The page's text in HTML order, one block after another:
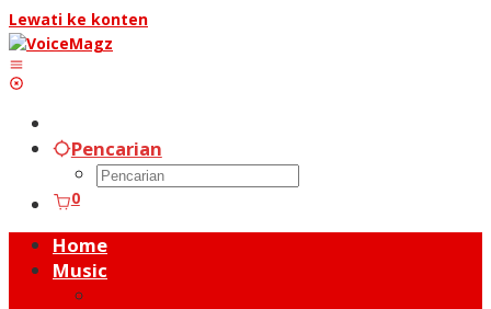
Lewati ke konten
Pencarian
0
Home
Music